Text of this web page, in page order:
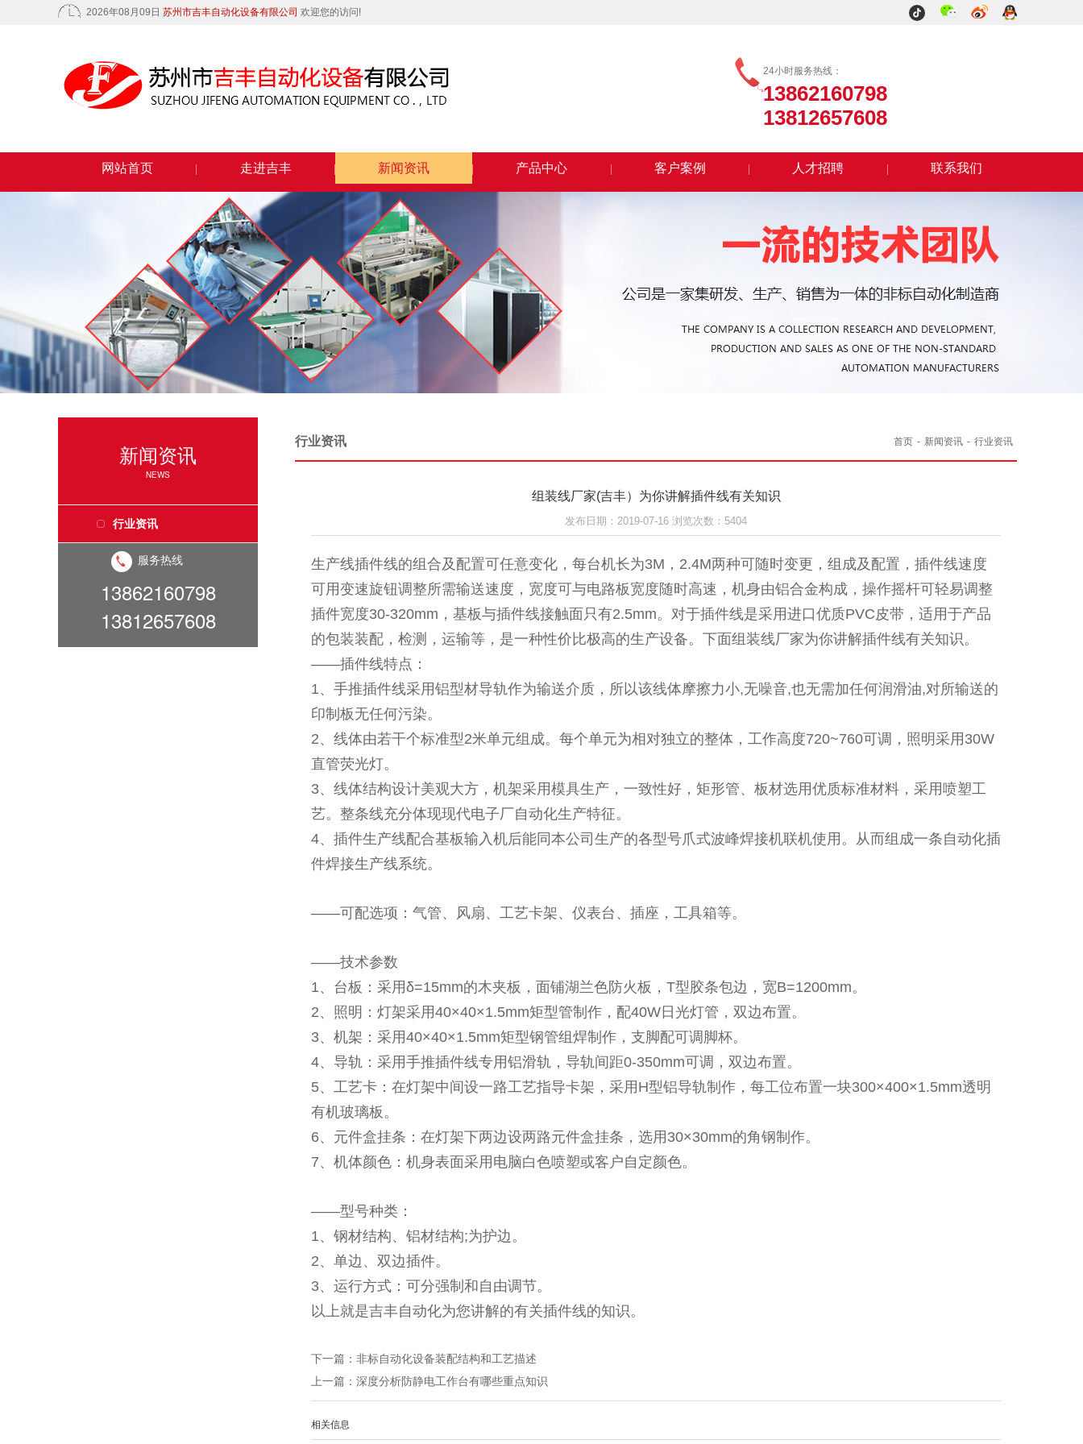
2026年08月09日 苏州市吉丰自动化设备有限公司 欢迎您的访问!
24小时服务热线：
13862160798
13812657608
网站首页 走进吉丰 新闻资讯 产品中心 客户案例 人才招聘 联系我们
新闻资讯
NEWS
行业资讯
服务热线
13862160798
13812657608
首页 - 新闻资讯 - 行业资讯
行业资讯
组装线厂家(吉丰）为你讲解插件线有关知识
发布日期：2019-07-16 浏览次数：5404
生产线插件线的组合及配置可任意变化，每台机长为3M，2.4M两种可随时变更，组成及配置，插件线速度
可用变速旋钮调整所需输送速度，宽度可与电路板宽度随时高速，机身由铝合金构成，操作摇杆可轻易调整
插件宽度30-320mm，基板与插件线接触面只有2.5mm。对于插件线是采用进口优质PVC皮带，适用于产品
的包装装配，检测，运输等，是一种性价比极高的生产设备。下面组装线厂家为你讲解插件线有关知识。
——插件线特点：
1、手推插件线采用铝型材导轨作为输送介质，所以该线体摩擦力小,无噪音,也无需加任何润滑油,对所输送的
印制板无任何污染。
2、线体由若干个标准型2米单元组成。每个单元为相对独立的整体，工作高度720~760可调，照明采用30W
直管荧光灯。
3、线体结构设计美观大方，机架采用模具生产，一致性好，矩形管、板材选用优质标准材料，采用喷塑工
艺。整条线充分体现现代电子厂自动化生产特征。
4、插件生产线配合基板输入机后能同本公司生产的各型号爪式波峰焊接机联机使用。从而组成一条自动化插
件焊接生产线系统。
——可配选项：气管、风扇、工艺卡架、仪表台、插座，工具箱等。
——技术参数
1、台板：采用δ=15mm的木夹板，面铺湖兰色防火板，T型胶条包边，宽B=1200mm。
2、照明：灯架采用40×40×1.5mm矩型管制作，配40W日光灯管，双边布置。
3、机架：采用40×40×1.5mm矩型钢管组焊制作，支脚配可调脚杯。
4、导轨：采用手推插件线专用铝滑轨，导轨间距0-350mm可调，双边布置。
5、工艺卡：在灯架中间设一路工艺指导卡架，采用H型铝导轨制作，每工位布置一块300×400×1.5mm透明
有机玻璃板。
6、元件盒挂条：在灯架下两边设两路元件盒挂条，选用30×30mm的角钢制作。
7、机体颜色：机身表面采用电脑白色喷塑或客户自定颜色。
——型号种类：
1、钢材结构、铝材结构;为护边。
2、单边、双边插件。
3、运行方式：可分强制和自由调节。
以上就是吉丰自动化为您讲解的有关插件线的知识。
下一篇： 非标自动化设备装配结构和工艺描述
上一篇： 深度分析防静电工作台有哪些重点知识
相关信息